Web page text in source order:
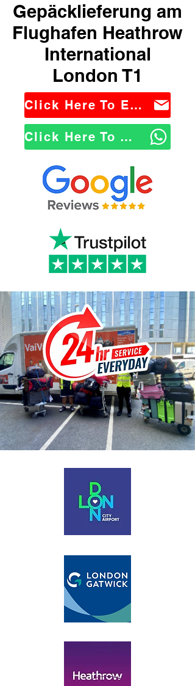
Gepäcklieferung am
Flughafen Heathrow
International
London T1
Click Here To Email Us
Click Here To WhatsApp Us